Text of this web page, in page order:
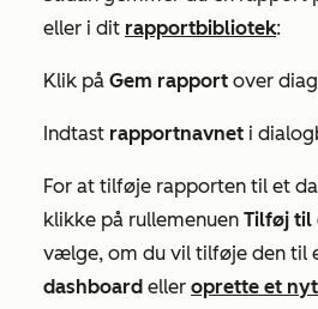
eller i dit rapportbibliotek:
Klik på Gem rapport over
Indtast rapportnavnet i
For at tilføje rapporten til et
klikke på rullemenuen Tilføj til
vælge, om du vil tilføje den til
dashboard eller oprette et